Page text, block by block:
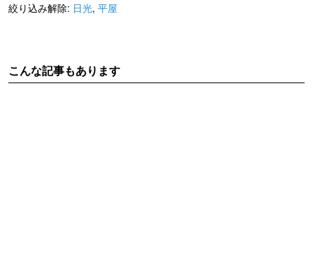
絞り込み解除: 日光, 平屋
こんな記事もあります